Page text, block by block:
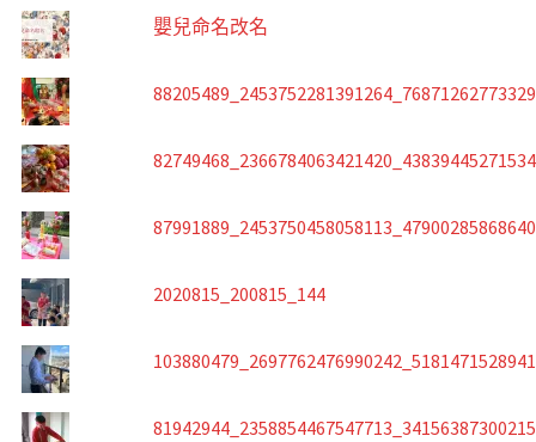
嬰兒命名改名
2020815_200815_144